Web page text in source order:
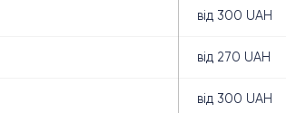
від 300 UAH
від 270 UAH
від 300 UAH